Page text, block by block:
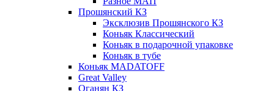
Прошянский КЗ
Эксклюзив Прошянского КЗ
Коньяк Классический
Коньяк в подарочной упаковке
Коньяк в тубе
Коньяк MADATOFF
Great Valley
Оганян КЗ